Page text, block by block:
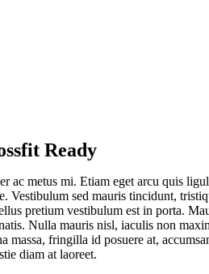
Ready
ac metus mi. Etiam eget arcu quis
Vestibulum sed mauris tincidunt,
pretium vestibulum est in porta.
Nulla mauris nisl, iaculis non
massa, fringilla id posuere at,
diam at laoreet.